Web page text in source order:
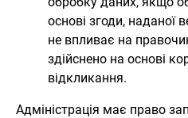
основі згоди, наданої
не впливає на
здійснено на основі
відкликання.
Адміністрація має право